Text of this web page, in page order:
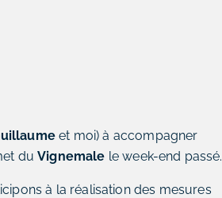
et moi) à accompagner
duVignemale le week-end passé.
à la réalisation des mesures